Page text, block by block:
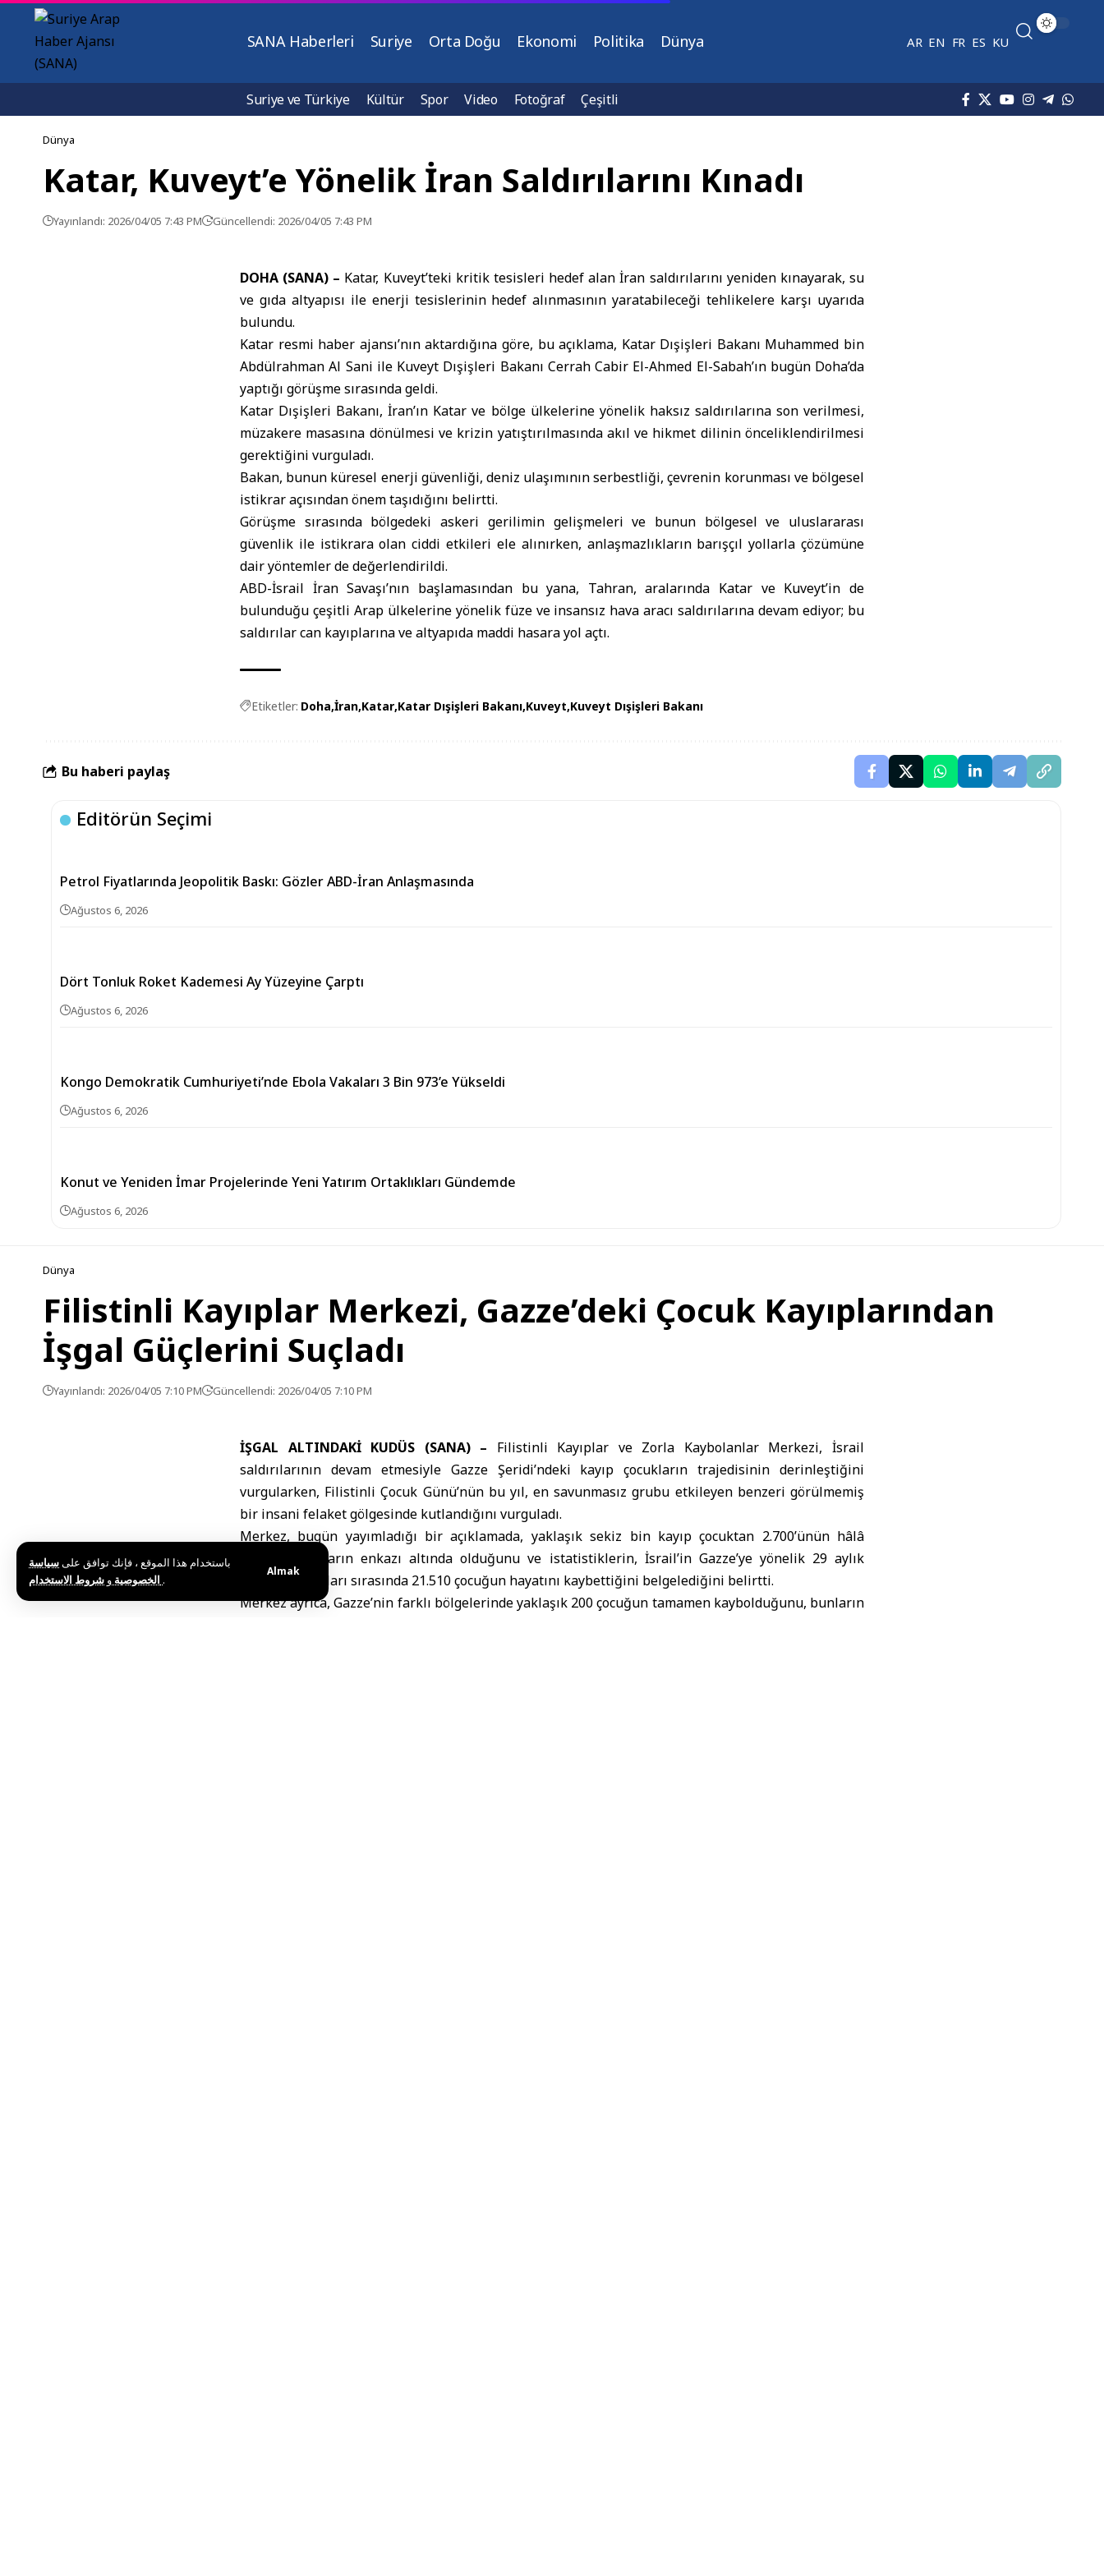
باستخدام هذا الموقع ، فإنك توافق علىسياسة
الخصوصية و .
Almak
SANA Haberleri Suriye Orta Doğu Ekonomi Politika Dünya AR EN FR ES KU
Suriye ve Türkiye Kültür Spor Video Fotoğraf Çeşitli
Dünya
Katar, Kuveyt’e Yönelik İran Saldırılarını Kınadı
Yayınlandı: 2026/04/05 7:43 PM Güncellendi: 2026/04/05 7:43 PM
DOHA (SANA) – Katar, Kuveyt’teki kritik tesisleri hedef alanİran saldırılarını yeniden kınayarak, su
ve gıda altyapısı ile enerji tesislerinin hedef alınmasının yaratabileceği tehlikelere karşı uyarıda
bulundu.
Katar resmi haber ajansı’nın aktardığına göre, bu açıklama, Katar Dışişleri Bakanı Muhammed bin
Abdülrahman Al Sani ile Kuveyt Dışişleri Bakanı Cerrah Cabir El-Ahmed El-Sabah’ın bugün Doha’da
yaptığı görüşme sırasında geldi.
Katar Dışişleri Bakanı, İran’ın Katar ve bölge ülkelerine yönelik haksız saldırılarına son verilmesi,
müzakere masasına dönülmesi ve krizin yatıştırılmasında akıl ve hikmet dilinin önceliklendirilmesi
gerektiğini vurguladı.
Bakan, bunun küresel enerji güvenliği, deniz ulaşımının serbestliği, çevrenin korunması ve bölgesel
istikrar açısından önem taşıdığını belirtti.
Görüşme sırasında bölgedeki askeri gerilimin gelişmeleri ve bunun bölgesel ve uluslararası
güvenlik ile istikrara olan ciddi etkileri ele alınırken, anlaşmazlıkların barışçıl yollarla çözümüne
dair yöntemler de değerlendirildi.
ABD-İsrail İran Savaşı’nın başlamasından bu yana, Tahran, aralarında Katar ve Kuveyt’in de
bulunduğu çeşitli Arap ülkelerine yönelik füze ve insansız hava aracı saldırılarına devam ediyor; bu
saldırılar can kayıplarına ve altyapıda maddi hasara yol açtı.
Etiketler: Doha İran Katar Katar Dışişleri Bakanı Kuveyt Kuveyt Dışişleri Bakanı
Bu haberi paylaş
Editörün Seçimi
Petrol Fiyatlarında Jeopolitik Baskı: Gözler ABD-İran Anlaşmasında
Ağustos 6, 2026
Dört Tonluk Roket Kademesi Ay Yüzeyine Çarptı
Ağustos 6, 2026
Kongo Demokratik Cumhuriyeti’nde Ebola Vakaları 3 Bin 973’e Yükseldi
Ağustos 6, 2026
Konut ve Yeniden İmar Projelerinde Yeni Yatırım Ortaklıkları Gündemde
Ağustos 6, 2026
Dünya
Filistinli Kayıplar Merkezi, Gazze’deki Çocuk Kayıplarından
İşgal Güçlerini Suçladı
Yayınlandı: 2026/04/05 7:10 PM Güncellendi: 2026/04/05 7:10 PM
İŞGAL ALTINDAKİ KUDÜS (SANA) – Filistinli Kayıplar ve Zorla Kaybolanlar Merkezi, İsrail
saldırılarının devam etmesiyle Gazze Şeridi’ndeki kayıp çocukların trajedisinin derinleştiğini
vurgularken, Filistinli Çocuk Günü’nün bu yıl, en savunmasız grubu etkileyen benzeri görülmemiş
bir insani felaket gölgesinde kutlandığını vurguladı.
Merkez, bugün yayımladığı bir açıklamada, yaklaşık sekiz bin kayıp çocuktan 2.700’ünün hâlâ
yıkılmış binaların enkazı altında olduğunu ve istatistiklerin, İsrail’in Gazze’ye yönelik 29 aylık
sürekli saldırıları sırasında 21.510 çocuğun hayatını kaybettiğini belgelediğini belirtti.
Merkez ayrıca, Gazze’nin farklı bölgelerinde yaklaşık 200 çocuğun tamamen kaybolduğunu, bunların